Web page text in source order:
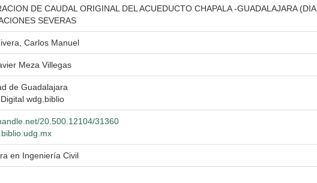
DE CAUDAL ORIGINAL DEL ACUEDUCTO CHAPALA -GUADALAJARA
SEVERAS
Carlos Manuel
Meza Villegas
de Guadalajara
wdg.biblio
20.500.12104/31360
en Ingeniería Civil